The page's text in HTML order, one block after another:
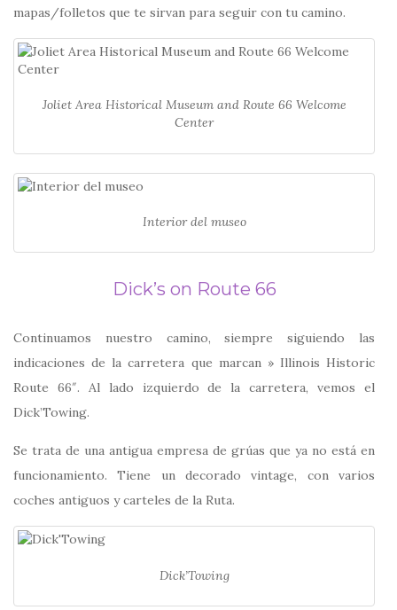
mapas/folletos que te sirvan para seguir con tu camino.
Joliet Area Historical Museum and Route 66 Welcome
Center
Interior del museo
Dick’s on Route 66
Continuamos nuestro camino, siempre siguiendo las
indicaciones de la carretera que marcan » Illinois Historic
Route 66″. Al lado izquierdo de la carretera, vemos el
Dick’Towing.
Se trata de una antigua empresa de grúas que ya no está en
funcionamiento. Tiene un decorado vintage, con varios
coches antiguos y carteles de la Ruta.
Dick’Towing